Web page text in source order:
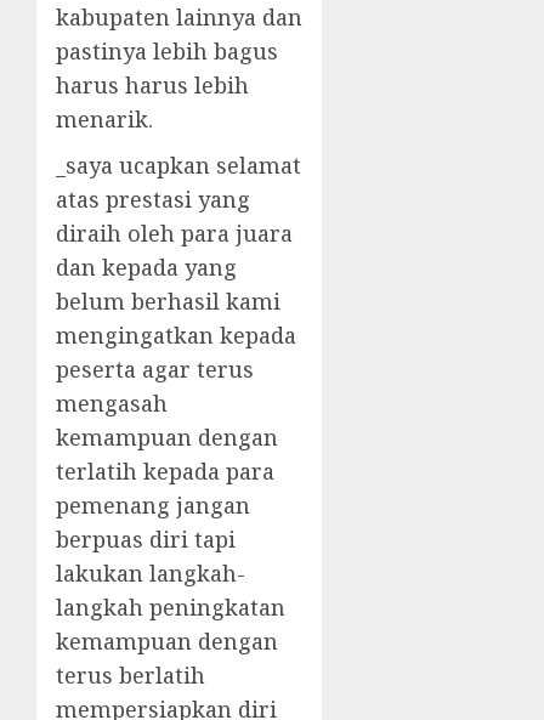
kabupaten lainnya dan
pastinya lebih bagus
harus harus lebih
menarik.
_saya ucapkan selamat
atas prestasi yang
diraih oleh para juara
dan kepada yang
belum berhasil kami
mengingatkan kepada
peserta agar terus
mengasah
kemampuan dengan
terlatih kepada para
pemenang jangan
berpuas diri tapi
lakukan langkah-
langkah peningkatan
kemampuan dengan
terus berlatih
mempersiapkan diri